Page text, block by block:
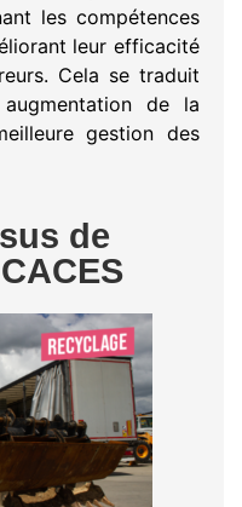
les compétences
leur efficacité
Cela se traduit
de la
gestion des
de